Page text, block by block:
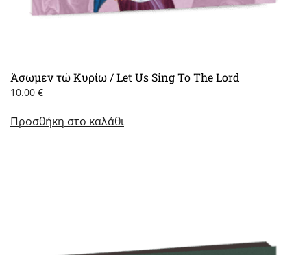
Άσωμεν τώ Κυρίω / Let Us Sing To The Lord
10.00 €
Προσθήκη στο καλάθι